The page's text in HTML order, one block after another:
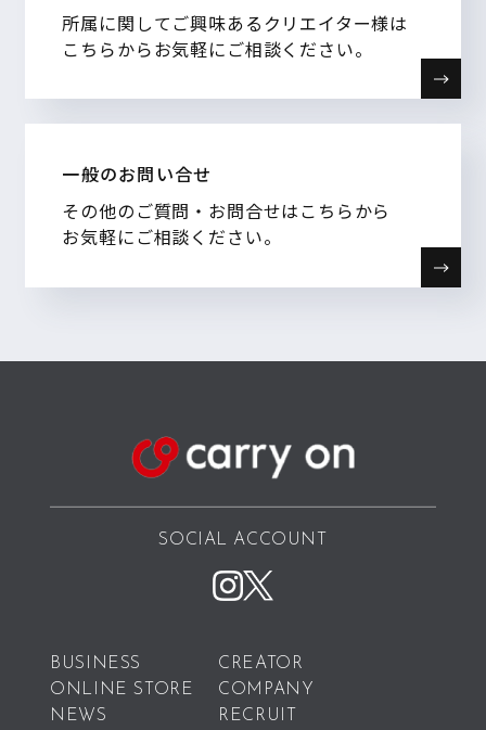
所属に関してご興味あるクリエイター様は
こちらからお気軽にご相談ください。
一般のお問い合せ
その他のご質問・お問合せはこちらから
お気軽にご相談ください。
SOCIAL ACCOUNT
BUSINESS
CREATOR
ONLINE STORE
COMPANY
NEWS
RECRUIT